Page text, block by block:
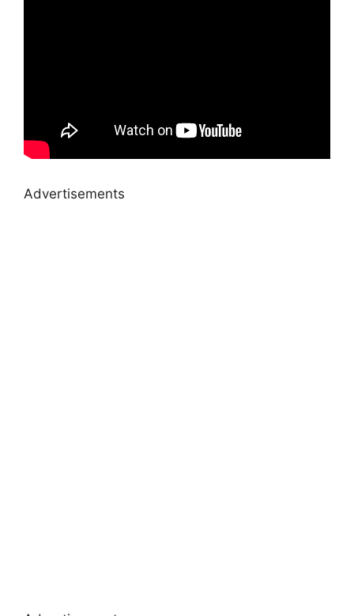
Advertisements